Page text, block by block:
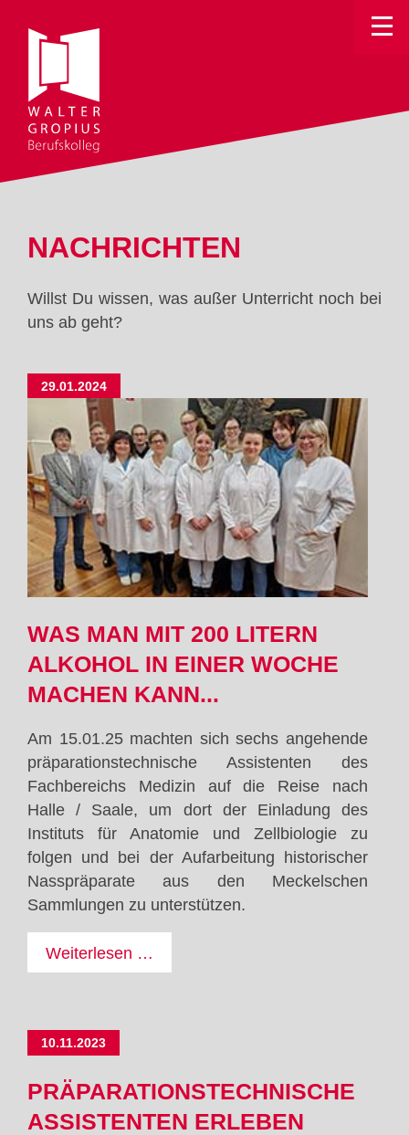
NACHRICHTEN
Willst Du wissen, was außer Unterricht noch bei
uns ab geht?
29.01.2024
WAS MAN MIT 200 LITERN
ALKOHOL IN EINER WOCHE
MACHEN KANN...
Am 15.01.25 machten sich sechs angehende
präparationstechnische Assistenten des
Fachbereichs Medizin auf die Reise nach
Halle / Saale, um dort der Einladung des
Instituts für Anatomie und Zellbiologie zu
folgen und bei der Aufarbeitung historischer
Nasspräparate aus den Meckelschen
Sammlungen zu unterstützen.
Weiterlesen …
man
in
einer
10.11.2023
PRÄPARATIONSTECHNISCHE
ASSISTENTEN ERLEBEN